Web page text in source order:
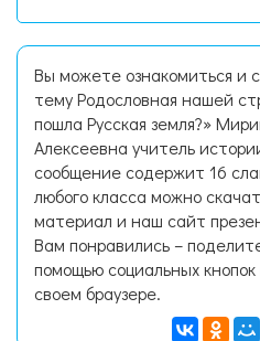
Вы можете ознакомиться и
тему Родословная нашей
пошла Русская земля?»
Алексеевна учитель
сообщение содержит 16
любого класса можно
материал и наш сайт
Вам понравились –
помощью социальных
своем браузере.